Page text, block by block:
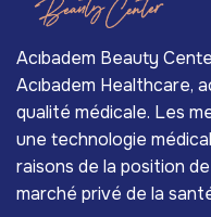
Acıbadem Beauty
Acıbadem Healthcare,
qualité médicale. Les
une technologie
raisons de la position
marché privé de la